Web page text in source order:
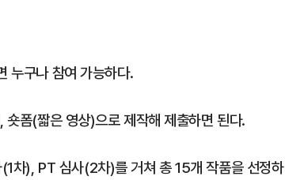
누구나 참여 가능하다.
숏폼(짧은 영상)으로 제작해 제출하면 된다.
차), PT 심사(2차)를 거쳐 총 15개 작품을 선정하